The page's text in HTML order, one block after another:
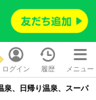
ログイン 履歴 メニュー
泉、日帰り温泉、スーパ